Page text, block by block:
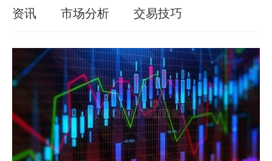
资讯 市场分析 交易技巧